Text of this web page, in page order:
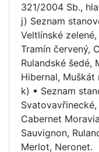
321/2004 Sb.,
j) Seznam
Veltlínské
Tramín červený,
Rulandské šedé,
Hibernal, Muškát
k) ▪ Seznam
Cabernet
Sauvignon,
Merlot, Neronet.